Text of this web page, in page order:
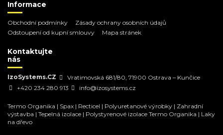
Informace
Obchodní podmínky
Zásady ochrany osobních údajů
Odstoupení od kupní smlouvy
Mapa stránek
Kontaktujte
nás
IzoSystems.CZ
Vratimovská 681/80, 71900 Ostrava – Kunčice
+420 234 280 913
info@izosystems.cz
Termo Organika | Spax | Recticel | Polyuretanové výrobky | Zahradní
výstavba | Tepelná izolace | Polystyrenové izolace Termo Organika | Laky
na dřevo